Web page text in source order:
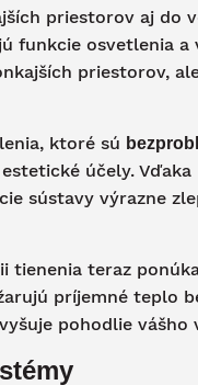
priestorov aj do
funkcie osvetlenia
priestorov,
ktoré sú
účely.
sústavy výrazne
tienenia teraz
príjemné teplo
pohodlie vášho